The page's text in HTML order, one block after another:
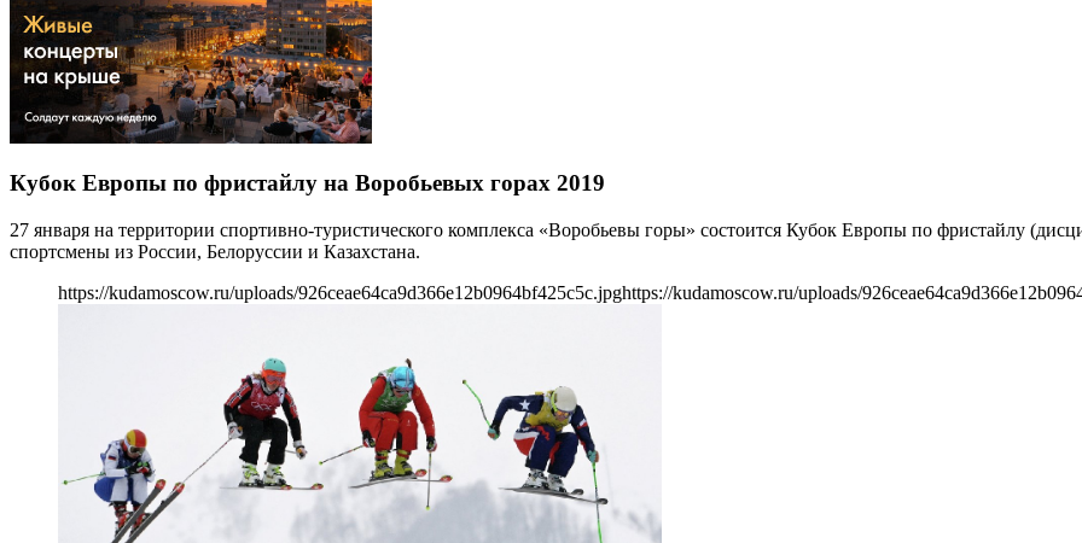
Кубок Европы по фристайлу на Воробьевых горах 2019
27 января на территории спортивно-туристического комплекса «Воробьевы горы» состоится Кубок Европы по фристайлу
спортсмены из России, Белоруссии и Казахстана.
https://kudamoscow.ru/uploads/926ceae64ca9d366e12b0964bf425c5c.jpghttps://kudamoscow.ru/uploads/